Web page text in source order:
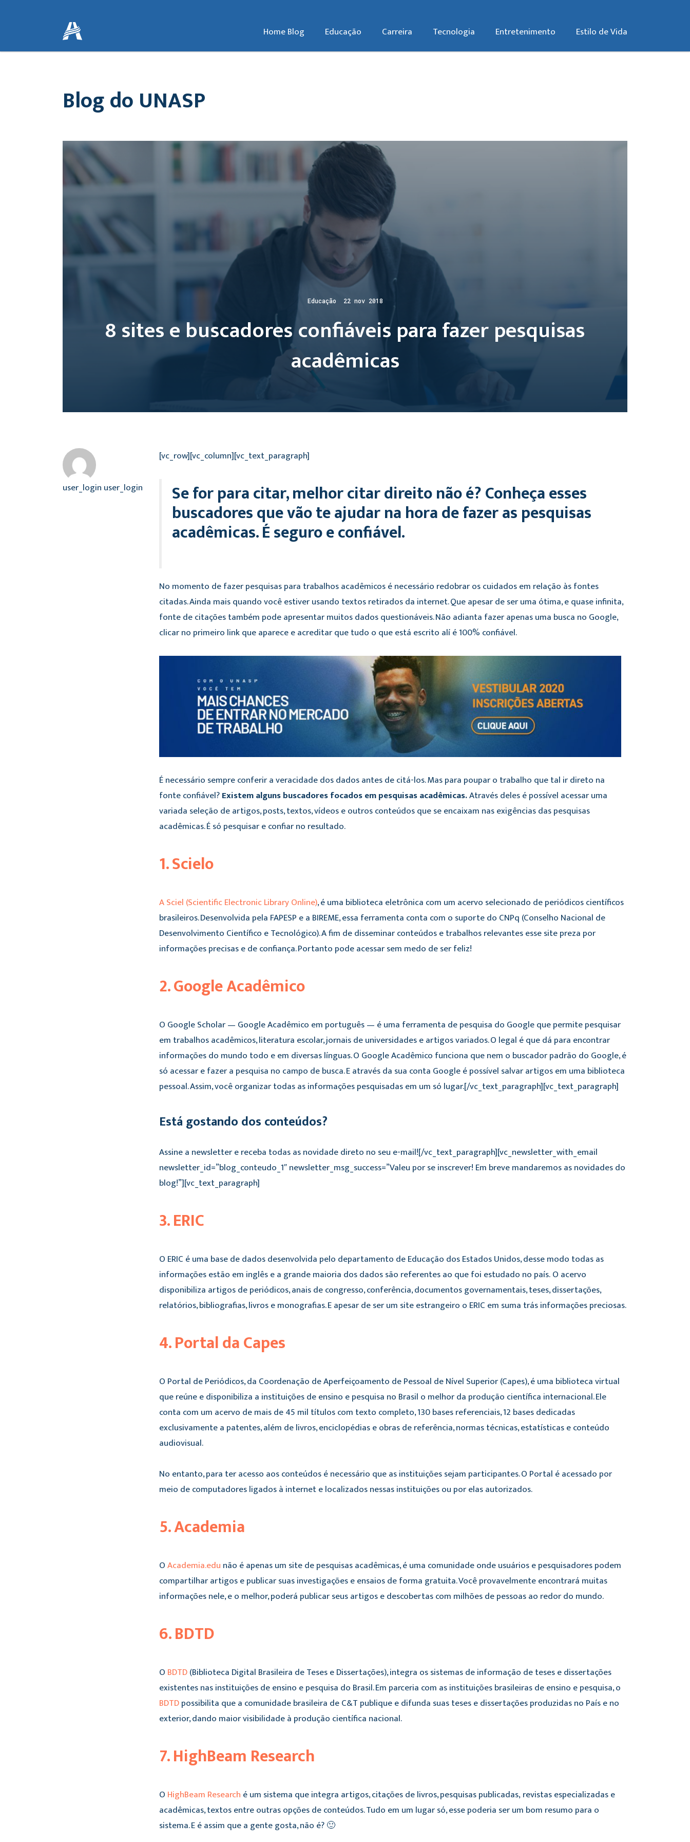
Home Blog Educação Carreira Tecnologia Entretenimento Estilo de Vida
Blog do UNASP
Educação 22 nov 2018
8 sites e buscadores confiáveis para fazer pesquisas
acadêmicas
user_login user_login
[vc_row][vc_column][vc_text_paragraph]
Se for para citar, melhor citar direito não é? Conheça esses
buscadores que vão te ajudar na hora de fazer as pesquisas
acadêmicas. É seguro e confiável.
No momento de fazer pesquisas para trabalhos acadêmicos é necessário redobrar os cuidados em relação às fontes
citadas. Ainda mais quando você estiver usando textos retirados da internet. Que apesar de ser uma ótima, e quase infinita,
fonte de citações também pode apresentar muitos dados questionáveis. Não adianta fazer apenas uma busca no Google,
clicar no primeiro link que aparece e acreditar que tudo o que está escrito alí é 100% confiável.
É necessário sempre conferir a veracidade dos dados antes de citá-los. Mas para poupar o trabalho que tal ir direto na
fonte confiável?Existem alguns buscadores focados em pesquisas acadêmicas.Através deles é possível acessar uma
variada seleção de artigos, posts, textos, vídeos e outros conteúdos que se encaixam nas exigências das pesquisas
acadêmicas. É só pesquisar e confiar no resultado.
1. Scielo
A Sciel (Scientific Electronic Library Online), é uma biblioteca eletrônica com um acervo selecionado de periódicos científicos
brasileiros. Desenvolvida pela FAPESP e a BIREME, essa ferramenta conta com o suporte do CNPq (Conselho Nacional de
Desenvolvimento Científico e Tecnológico). A fim de disseminar conteúdos e trabalhos relevantes esse site preza por
informações precisas e de confiança. Portanto pode acessar sem medo de ser feliz!
2. Google Acadêmico
O Google Scholar — Google Acadêmico em português — é uma ferramenta de pesquisa do Google que permite pesquisar
em trabalhos acadêmicos, literatura escolar, jornais de universidades e artigos variados. O legal é que dá para encontrar
informações do mundo todo e em diversas línguas. O Google Acadêmico funciona que nem o buscador padrão do Google, é
só acessar e fazer a pesquisa no campo de busca. E através da sua conta Google é possível salvar artigos em uma biblioteca
pessoal. Assim, você organizar todas as informações pesquisadas em um só lugar.[/vc_text_paragraph][vc_text_paragraph]
Está gostando dos conteúdos?
Assine a newsletter e receba todas as novidade direto no seu e-mail![/vc_text_paragraph][vc_newsletter_with_email
newsletter_id=”blog_conteudo_1″ newsletter_msg_success=”Valeu por se inscrever! Em breve mandaremos as novidades do
blog!”][vc_text_paragraph]
3. ERIC
O ERIC é uma base de dados desenvolvida pelo departamento de Educação dos Estados Unidos, desse modo todas as
informações estão em inglês e a grande maioria dos dados são referentes ao que foi estudado no país. O acervo
disponibiliza artigos de periódicos, anais de congresso, conferência, documentos governamentais, teses, dissertações,
relatórios, bibliografias, livros e monografias. E apesar de ser um site estrangeiro o ERIC em suma trás informações preciosas.
4. Portal da Capes
O Portal de Periódicos, da Coordenação de Aperfeiçoamento de Pessoal de Nível Superior (Capes), é uma biblioteca virtual
que reúne e disponibiliza a instituições de ensino e pesquisa no Brasil o melhor da produção científica internacional. Ele
conta com um acervo de mais de 45 mil títulos com texto completo, 130 bases referenciais, 12 bases dedicadas
exclusivamente a patentes, além de livros, enciclopédias e obras de referência, normas técnicas, estatísticas e conteúdo
audiovisual.
No entanto, para ter acesso aos conteúdos é necessário que as instituições sejam participantes. O Portal é acessado por
meio de computadores ligados à internet e localizados nessas instituições ou por elas autorizados.
5. Academia
OAcademia.edu não é apenas um site de pesquisas acadêmicas, é uma comunidade onde usuários e pesquisadores podem
compartilhar artigos e publicar suas investigações e ensaios de forma gratuita. Você provavelmente encontrará muitas
informações nele, e o melhor, poderá publicar seus artigos e descobertas com milhões de pessoas ao redor do mundo.
6. BDTD
O BDTD(Biblioteca Digital Brasileira de Teses e Dissertações), integra os sistemas de informação de teses e dissertações
existentes nas instituições de ensino e pesquisa do Brasil. Em parceria com as instituições brasileiras de ensino e pesquisa, o
BDTDpossibilita que a comunidade brasileira de C&T publique e difunda suas teses e dissertações produzidas no País e no
exterior, dando maior visibilidade à produção científica nacional.
7. HighBeam Research
O HighBeam Research é um sistema que integra artigos, citações de livros, pesquisas publicadas, revistas especializadas e
acadêmicas, textos entre outras opções de conteúdos. Tudo em um lugar só, esse poderia ser um bom resumo para o
sistema. E é assim que a gente gosta, não é? 🙂